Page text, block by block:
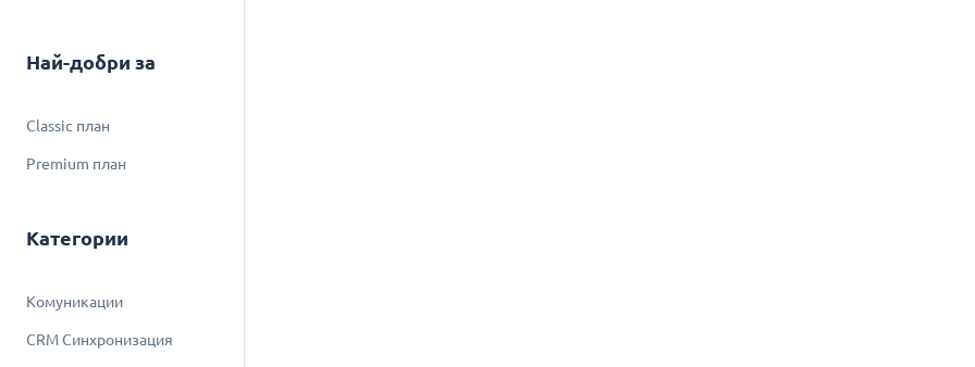
Най-добри за
Classic план
Premium план
Категории
Комуникации
CRM Синхронизация